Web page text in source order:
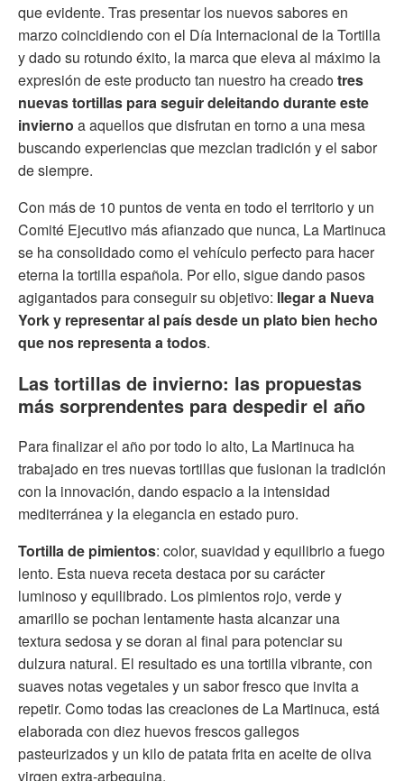
que evidente. Tras presentar los nuevos sabores en
marzo coincidiendo con el Día Internacional de la Tortilla
y dado su rotundo éxito, la marca que eleva al máximo la
expresión de este producto tan nuestro ha creadotres
nuevas tortillas para seguir deleitando durante este
invierno a aquellos que disfrutan en torno a una mesa
buscando experiencias que mezclan tradición y el sabor
de siempre.
Con más de 10 puntos de venta en todo el territorio y un
Comité Ejecutivo más afianzado que nunca, La Martinuca
se ha consolidado como el vehículo perfecto para hacer
eterna la tortilla española. Por ello, sigue dando pasos
agigantados para conseguir su objetivo: llegar a Nueva
York y representar al país desde un plato bien hecho
que nos representa a todos.
Las tortillas de invierno: las propuestas
más sorprendentes para despedir el año
Para finalizar el año por todo lo alto, La Martinuca ha
trabajado en tres nuevas tortillas que fusionan la tradición
con la innovación, dando espacio a la intensidad
mediterránea y la elegancia en estado puro.
Tortilla de pimientos: color, suavidad y equilibrio a fuego
lento. Esta nueva receta destaca por su carácter
luminoso y equilibrado. Los pimientos rojo, verde y
amarillo se pochan lentamente hasta alcanzar una
textura sedosa y se doran al final para potenciar su
dulzura natural. El resultado es una tortilla vibrante, con
suaves notas vegetales y un sabor fresco que invita a
repetir. Como todas las creaciones de La Martinuca, está
elaborada con diez huevos frescos gallegos
pasteurizados y un kilo de patata frita en aceite de oliva
virgen extra-arbequina.